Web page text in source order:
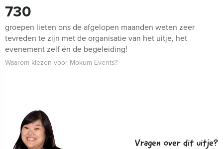
730
groepen lieten ons de afgelopen maanden weten zeer
tevreden te zijn met de organisatie van het uitje, het
evenement zelf én de begeleiding!
Waarom kiezen voor Mokum Events?
Vragen over dit uitje?